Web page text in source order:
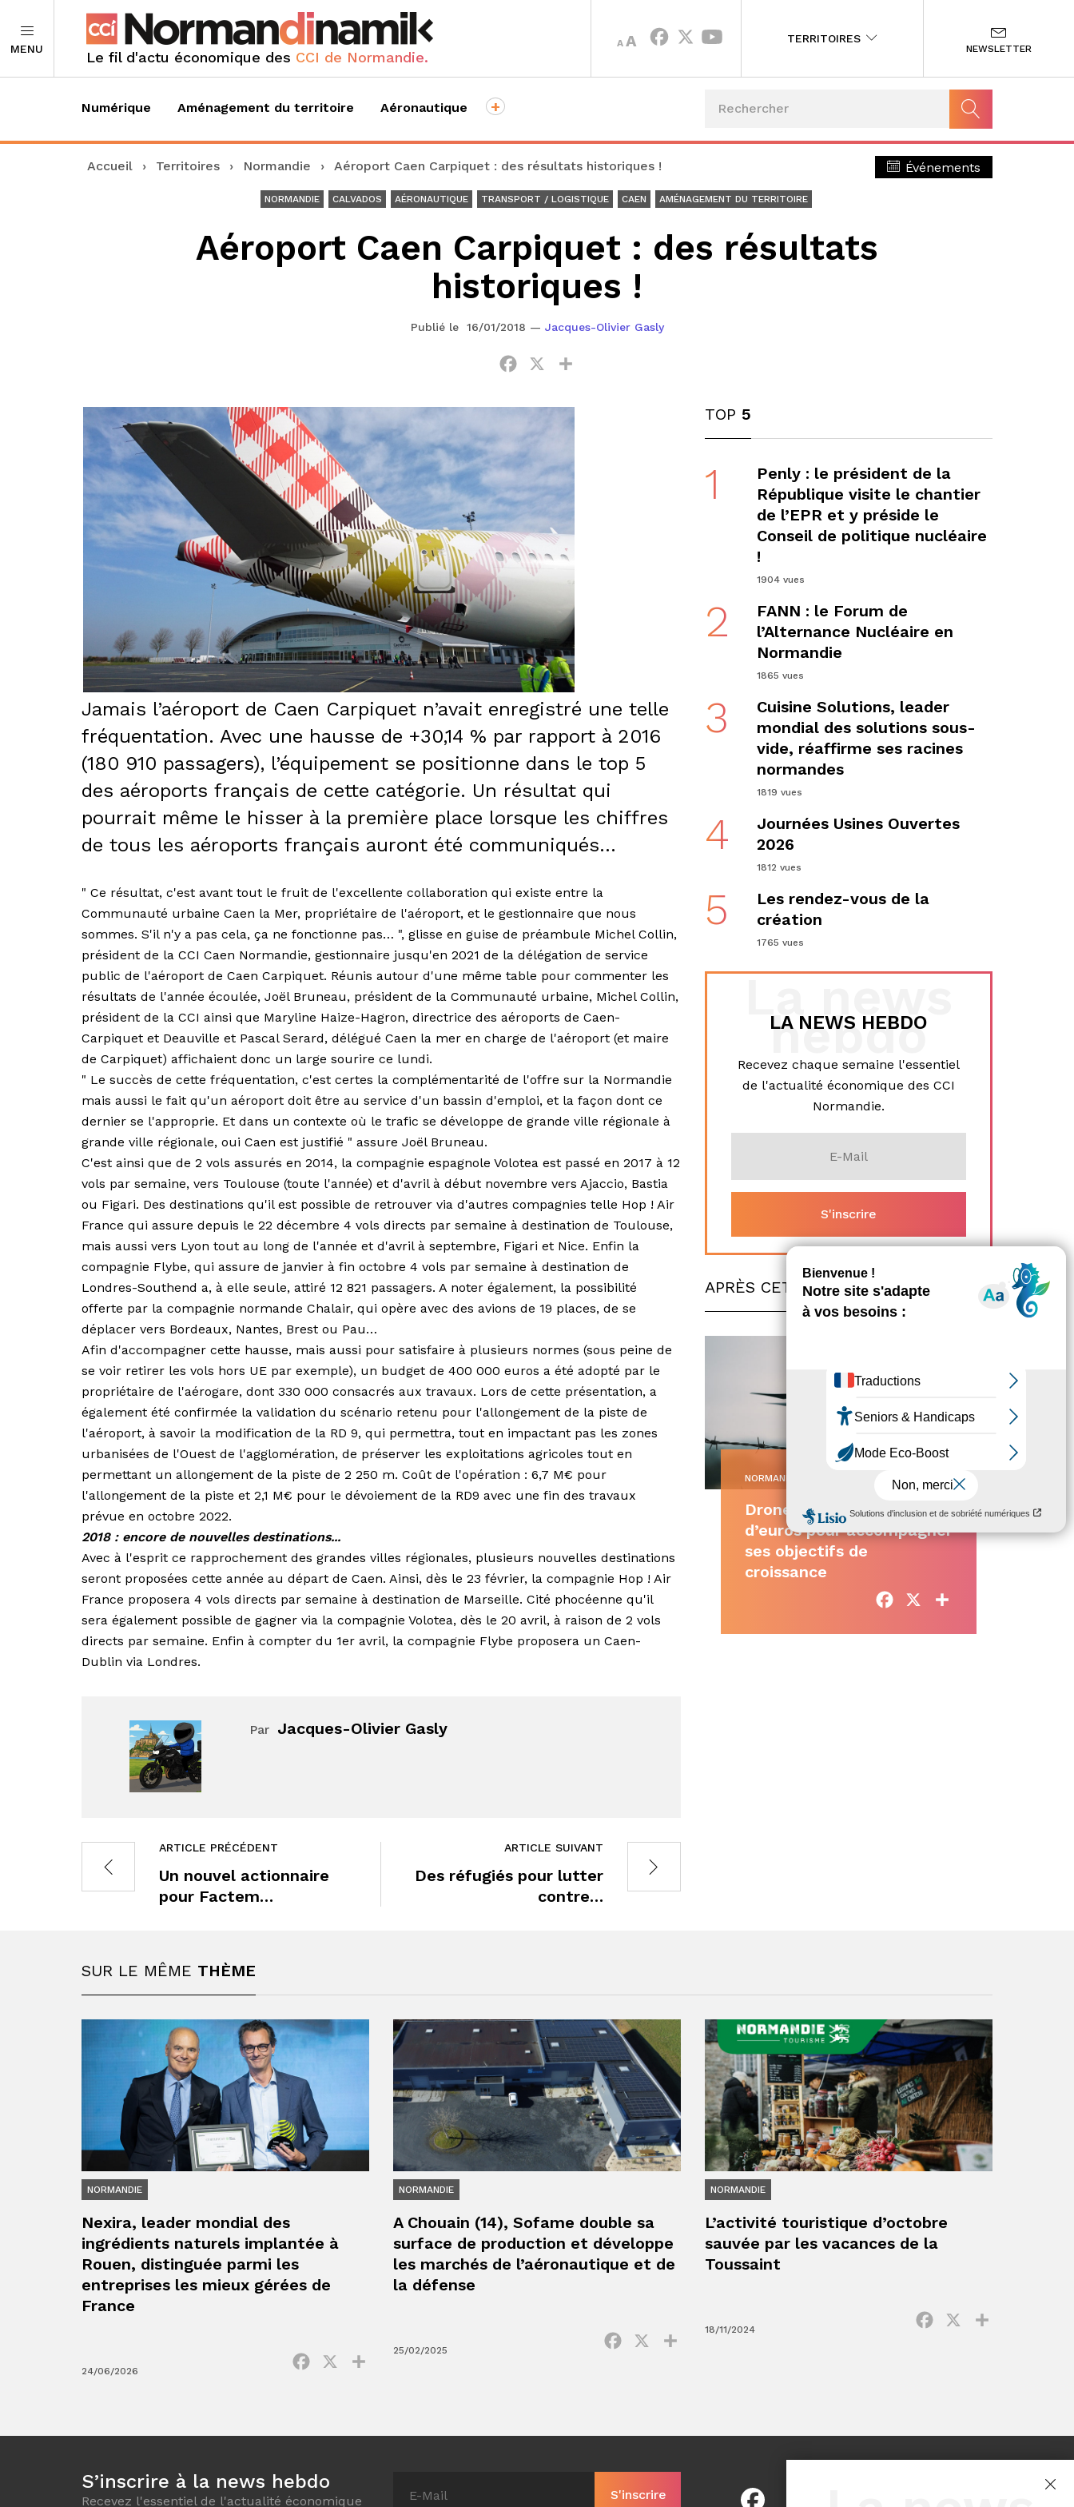
MENU Le fil d'actu économique des CCI de Normandie.
A
DECREASE
FONT
AINCREASE
SIZE.
TERRITOIRES
NEWSLETTER
Numérique Aménagement du territoire Aéronautique +
Accueil › Territoires › Normandie › Aéroport Caen Carpiquet : des résultats historiques ! Événements
NORMANDIE CALVADOS AÉRONAUTIQUE TRANSPORT / LOGISTIQUE CAEN AMÉNAGEMENT DU TERRITOIRE
Aéroport Caen Carpiquet : des résultats
historiques !
Publié le 16/01/2018 — Jacques-Olivier Gasly
Facebook
Jamais l’aéroport de Caen Carpiquet n’avait enregistré une telle
fréquentation. Avec une hausse de +30,14 % par rapport à 2016
(180 910 passagers), l’équipement se positionne dans le top 5
des aéroports français de cette catégorie. Un résultat qui
pourrait même le hisser à la première place lorsque les chiffres
de tous les aéroports français auront été communiqués…
" Ce résultat, c'est avant tout le fruit de l'excellente collaboration qui existe entre la
Communauté urbaine Caen la Mer, propriétaire de l'aéroport, et le gestionnaire que nous
sommes. S'il n'y a pas cela, ça ne fonctionne pas… ", glisse en guise de préambule Michel Collin,
président de la CCI Caen Normandie, gestionnaire jusqu'en 2021 de la délégation de service
public de l'aéroport de Caen Carpiquet. Réunis autour d'une même table pour commenter les
résultats de l'année écoulée, Joël Bruneau, président de la Communauté urbaine, Michel Collin,
président de la CCI ainsi que Maryline Haize-Hagron, directrice des aéroports de Caen-
Carpiquet et Deauville et Pascal Serard, délégué Caen la mer en charge de l'aéroport (et maire
de Carpiquet) affichaient donc un large sourire ce lundi.
" Le succès de cette fréquentation, c'est certes la complémentarité de l'offre sur la Normandie
mais aussi le fait qu'un aéroport doit être au service d'un bassin d'emploi, et la façon dont ce
dernier se l'approprie. Et dans un contexte où le trafic se développe de grande ville régionale à
grande ville régionale, oui Caen est justifié " assure Joël Bruneau.
C'est ainsi que de 2 vols assurés en 2014, la compagnie espagnole Volotea est passé en 2017 à 12
vols par semaine, vers Toulouse (toute l'année) et d'avril à début novembre vers Ajaccio, Bastia
ou Figari. Des destinations qu'il est possible de retrouver via d'autres compagnies telle Hop ! Air
France qui assure depuis le 22 décembre 4 vols directs par semaine à destination de Toulouse,
mais aussi vers Lyon tout au long de l'année et d'avril à septembre, Figari et Nice. Enfin la
compagnie Flybe, qui assure de janvier à fin octobre 4 vols par semaine à destination de
Londres-Southend a, à elle seule, attiré 12 821 passagers. A noter également, la possibilité
offerte par la compagnie normande Chalair, qui opère avec des avions de 19 places, de se
déplacer vers Bordeaux, Nantes, Brest ou Pau…
Afin d'accompagner cette hausse, mais aussi pour satisfaire à plusieurs normes (sous peine de
se voir retirer les vols hors UE par exemple), un budget de 400 000 euros a été adopté par le
propriétaire de l'aérogare, dont 330 000 consacrés aux travaux. Lors de cette présentation, a
également été confirmée la validation du scénario retenu pour l'allongement de la piste de
l'aéroport, à savoir la modification de la RD 9, qui permettra, tout en impactant pas les zones
urbanisées de l'Ouest de l'agglomération, de préserver les exploitations agricoles tout en
permettant un allongement de la piste de 2 250 m. Coût de l'opération : 6,7 M€ pour
l'allongement de la piste et 2,1 M€ pour le dévoiement de la RD9 avec une fin des travaux
prévue en octobre 2022.
2018 : encore de nouvelles destinations...
Avec à l'esprit ce rapprochement des grandes villes régionales, plusieurs nouvelles destinations
seront proposées cette année au départ de Caen. Ainsi, dès le 23 février, la compagnie Hop ! Air
France proposera 4 vols directs par semaine à destination de Marseille. Cité phocéenne qu'il
sera également possible de gagner via la compagnie Volotea, dès le 20 avril, à raison de 2 vols
directs par semaine. Enfin à compter du 1er avril, la compagnie Flybe proposera un Caen-
Dublin via Londres.
Par Jacques-Olivier Gasly
ARTICLE PRÉCÉDENT
Un nouvel actionnaire
pour Factem…
ARTICLE SUIVANT
Des réfugiés pour lutter
contre…
TOP 5
1
Penly : le président de la
République visite le chantier
de l’EPR et y préside le
Conseil de politique nucléaire
!
1904 vues
2
FANN : le Forum de
l’Alternance Nucléaire en
Normandie
1865 vues
3
Cuisine Solutions, leader
mondial des solutions sous-
vide, réaffirme ses racines
normandes
1819 vues
4
Journées Usines Ouvertes
2026
1812 vues
5
Les rendez-vous de la
création
1765 vues
hebdo
LA NEWS HEBDO
Recevez chaque semaine l'essentiel
de l'actualité économique des CCI
Normandie.
APRÈS CET ARTICLE
NORMANDIE
Drone XTR : 2 millions
d’euros pour accompagner
ses objectifs de
croissance
Facebook
SUR LE MÊME THÈME
NORMANDIE
Nexira, leader mondial des
ingrédients naturels implantée à
Rouen, distinguée parmi les
entreprises les mieux gérées de
France
24/06/2026
Facebook
NORMANDIE
A Chouain (14), Sofame double sa
surface de production et développe
les marchés de l’aéronautique et de
la défense
25/02/2025
Facebook
NORMANDIE
L’activité touristique d’octobre
sauvée par les vacances de la
Toussaint
18/11/2024
Facebook
S’inscrire à la news hebdo
Recevez l'essentiel de l'actualité économique